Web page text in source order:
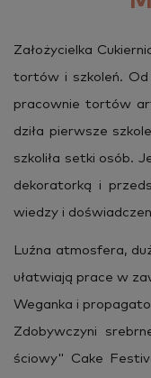
Za­ło­ży­ciel­ka
tor­tów i szko­leń. Od
pra­cow­nie tor­tów
dzi­ła pierw­sze
szko­li­ła setki osób.
de­ko­ra­tor­ką i
wie­dzy i
Luźna at­mos­fe­ra,
uła­twia­ją prace w
We­gan­ka i
Zdo­byw­czy­ni
ścio­wy" Cake